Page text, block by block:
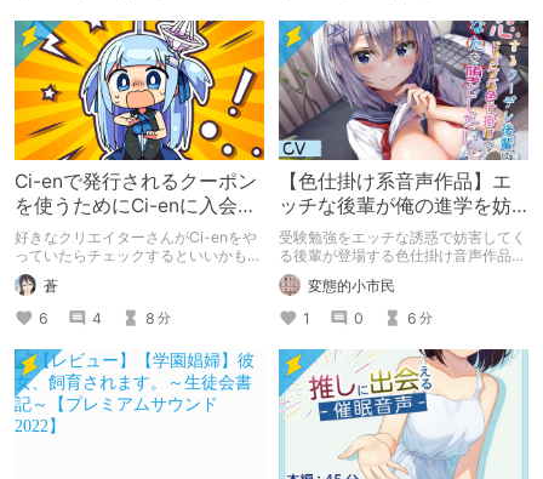
Ci-enで発行されるクーポン
を使うためにCi-enに入会し
た話
好きなクリエイターさんがCi-enをや
っていたらチェックするといいかもし
れない…！
蒼
6
4 8 分
【色仕掛け系音声作品】エ
ッチな後輩が俺の進学を妨
害してくるんだが
受験勉強をエッチな誘惑で妨害してく
る後輩が登場する色仕掛け音声作品の
紹介です。
変態的小市民
1
0 6 分